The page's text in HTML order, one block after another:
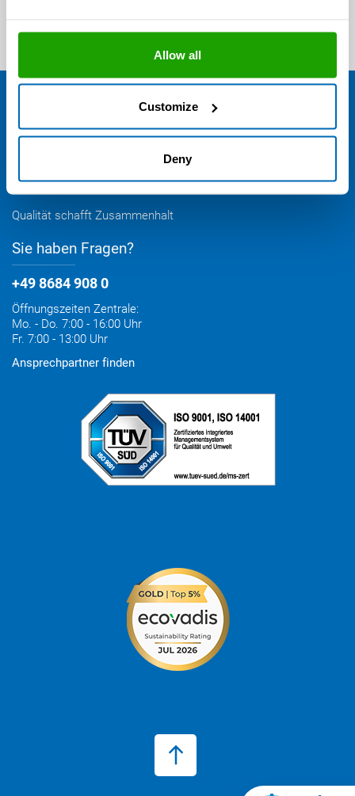
Allow all
Customize
Deny
Referenzen
OTTO App
Verbrauchsrechner
Lieferoptionen
Elektronischer Rechnungsversand
Entsorgung & Verpackungsrücknahme
Hermann Otto GmbH
info@otto-chemie.de
Qualität schafft Zusammenhalt
Sie haben Fragen?
+49 8684 908 0
Öffnungszeiten Zentrale:
Mo. - Do. 7:00 - 16:00 Uhr
Fr. 7:00 - 13:00 Uhr
Ansprechpartner finden